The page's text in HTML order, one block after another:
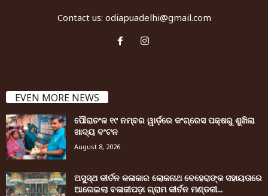
Contact us: odiapuadelhi@gmail.com
EVEN MORE NEWS
ପୌରାଚଂଳ ୧୯ ନମ୍ବର ୱାର୍ଡ଼ରେ କଂଗ୍ରେସ ପକ୍ଷରୁ ଶୁଖିଲା
ଖାଦ୍ୟ ବଂଟନ
August 8, 2026
ଅସୁସ୍ଥ କୀର୍ତନ କଳାକାର ଲୋକନାଥ ବେହେରାଙ୍କ ସହାୟତାରେ
ଆଗେଇଲା ବଳାଜୀପଡ଼ା ଗ୍ରାମ କୀର୍ତନ ମଣ୍ଡଳୀ...